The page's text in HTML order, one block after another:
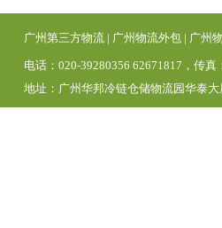
广州第三方物流 | 广州物流外包 | 广州
电话：020-39280356 62671817，传
地址：广州华邦冷链仓储物流园华泰